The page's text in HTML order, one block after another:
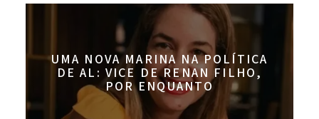
UMA NOVA MARINA NA POLÍTICA
DE AL: VICE DE RENAN FILHO,
POR ENQUANTO